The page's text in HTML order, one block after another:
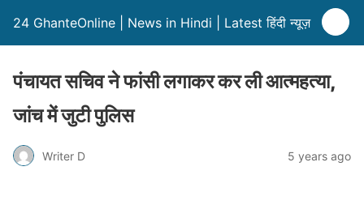
24 GhanteOnline | News in Hindi | Latest हिंदी न्यूज़
पंचायत सचिव ने फांसी लगाकर कर ली आत्महत्या,
जांच में जुटी पुलिस
Writer D 5 years ago